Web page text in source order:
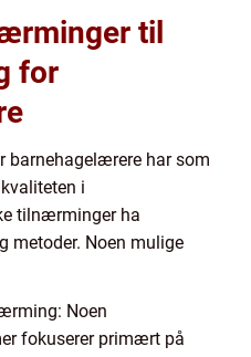
til
for
barnehagelærere har som
i
tilnærminger ha
metoder. Noen mulige
Noen
fokuserer primært på